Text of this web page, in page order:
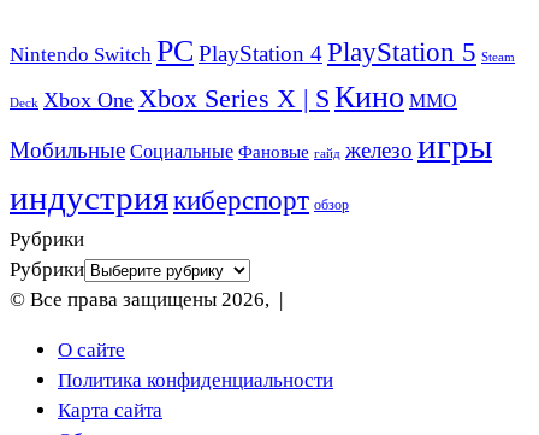
Nintendo Switch PC PlayStation 4PlayStation 5 Steam
Deck Xbox One Xbox Series X | S Кино ММО
Мобильные Социальные Фановые гайд железо игры
индустриякиберспорт обзор
Рубрики
Рубрики
© Все права защищены 2026, |
О сайте
Политика конфиденциальности
Карта сайта